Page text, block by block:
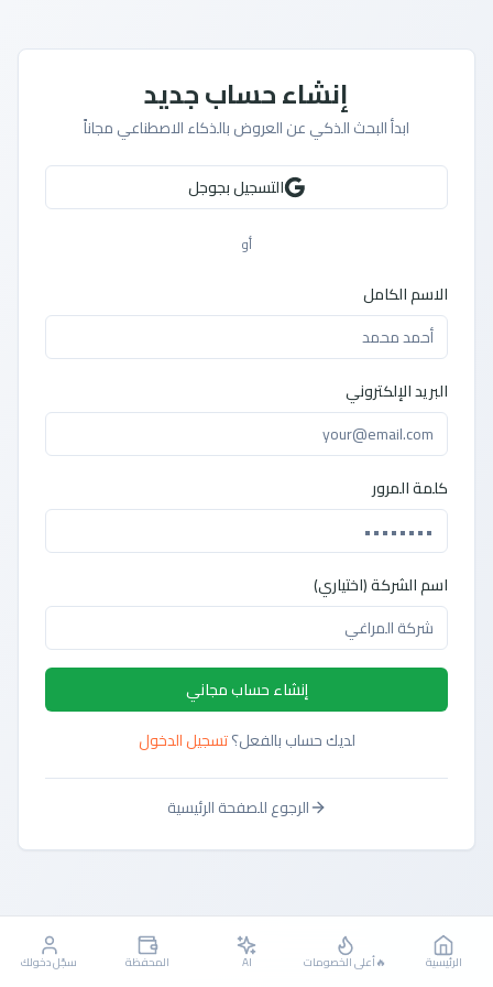
إنشاء حساب جديد
ابدأ البحث الذكي عن العروض بالذكاء الاصطناعي مجاناً
التسجيل بجوجل
أو
الاسم الكامل
البريد الإلكتروني
كلمة المرور
اسم الشركة (اختياري)
إنشاء حساب مجاني
لديك حساب بالفعل؟تسجيل الدخول
الرجوع للصفحة الرئيسية
الرئيسية 🔥أعلى الخصومات AI المحفظة سجّل دخولك